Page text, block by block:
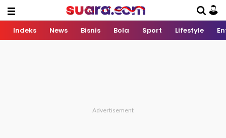
Indeks News Bisnis Bola Sport Lifestyle